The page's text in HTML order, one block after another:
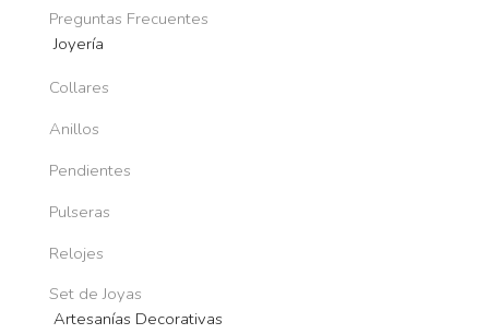
Preguntas Frecuentes
Joyería
Collares
Anillos
Pendientes
Pulseras
Relojes
Set de Joyas
Artesanías Decorativas